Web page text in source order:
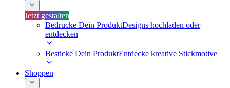
Jetzt gestalten
Bedrucke Dein ProduktDesigns hochladen oder
entdecken
Besticke Dein ProduktEntdecke kreative Stickmotive
Shoppen